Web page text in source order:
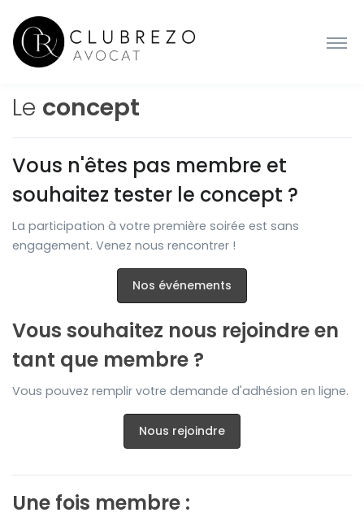
Le concept
Vous n'êtes pas membre et
souhaitez tester le concept ?
La participation à votre première soirée est sans
engagement. Venez nous rencontrer !
Nos événements
Vous souhaitez nous rejoindre en
tant que membre ?
Vous pouvez remplir votre demande d'adhésion en ligne.
Nous rejoindre
Une fois membre :